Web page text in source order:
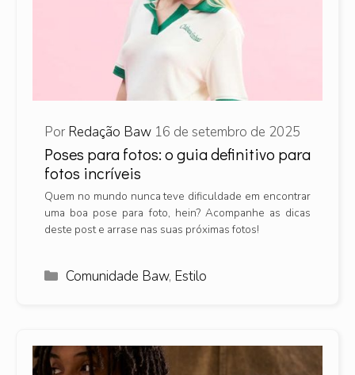
Poses para fotos: o guia definitivo para
fotos incríveis
Por Redação Baw 16 de setembro de 2025
Quem no mundo nunca teve dificuldade em encontrar
uma boa pose para foto, hein? Acompanhe as dicas
deste post e arrase nas suas próximas fotos!
Categorias
Comunidade Baw, Estilo